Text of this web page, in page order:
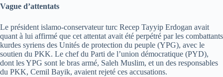
Vague d’attentats
Le président islamo-conservateur turc Recep Tayyip Erdogan avait
quant à lui affirmé que cet attentat avait été perpétré par les combattants
kurdes syriens des Unités de protection du peuple (YPG), avec le
soutien du PKK. Le chef du Parti de l’union démocratique (PYD),
dont les YPG sont le bras armé, Saleh Muslim, et un des responsables
du PKK, Cemil Bayik, avaient rejeté ces accusations.